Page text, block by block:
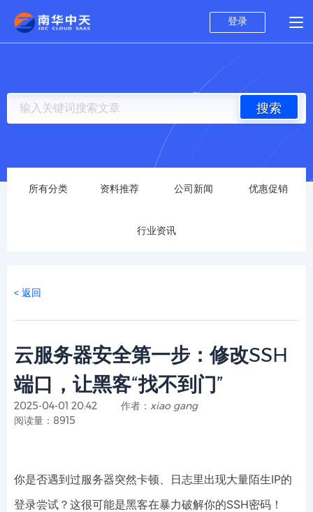
登录
搜索
所有分类 资料推荐 公司新闻 优惠促销
行业资讯
< 返回
云服务器安全第一步：修改SSH
端口，让黑客“找不到门”
2025-04-01 20:42 作者： xiao gang
阅读量：8915
你是否遇到过服务器突然卡顿、日志里出现大量陌生IP的
登录尝试？这很可能是黑客在暴力破解你的SSH密码！